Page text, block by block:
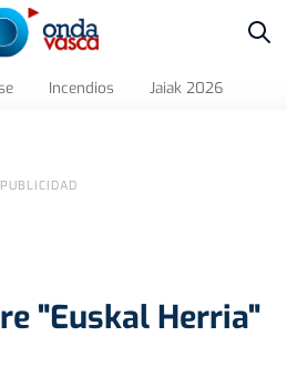
Incendios Jaiak 2026
"Euskal Herria"